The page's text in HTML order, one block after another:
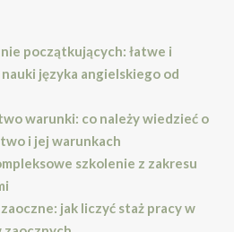
początkujących: łatwe i
języka angielskiego od
warunki: co należy wiedzieć o
i jej warunkach
szkolenie z zakresu
jak liczyć staż pracy w